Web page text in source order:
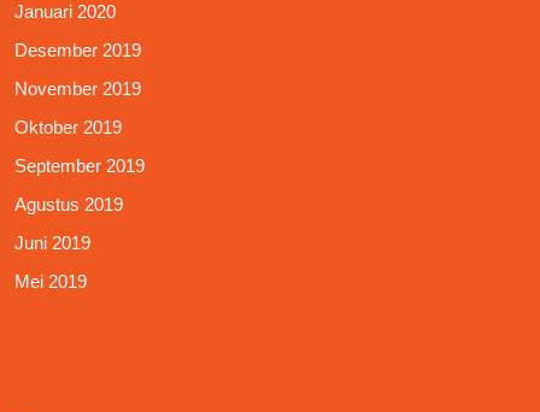
Januari 2020
Desember 2019
November 2019
Oktober 2019
September 2019
Agustus 2019
Juni 2019
Mei 2019